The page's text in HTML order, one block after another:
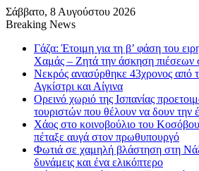
Σάββατο, 8 Αυγούστου 2026
Breaking News
Γάζα: Έτοιμη για τη β’ φάση του
Χαμάς – Ζητά την άσκηση πιέσεων
Νεκρός ανασύρθηκε 43χρονος από
Αγκίστρι και Αίγινα
Ορεινό χωριό της Ισπανίας
τουριστών που θέλουν να δουν την
Χάος στο κοινοβούλιο του
πέταξε αυγά στον πρωθυπουργό
Φωτιά σε χαμηλή βλάστηση στη
δυνάμεις και ένα ελικόπτερο